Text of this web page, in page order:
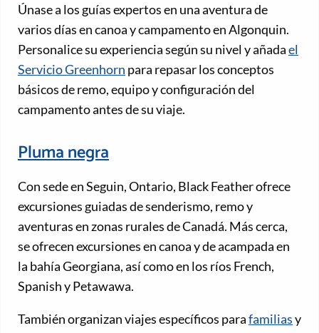
Únase a los guías expertos en una aventura de
varios días en canoa y campamento en Algonquin.
Personalice su experiencia según su nivel y añadael
Servicio Greenhorn para repasar los conceptos
básicos de remo, equipo y configuración del
campamento antes de su viaje.
Pluma negra
Con sede en Seguin, Ontario, Black Feather ofrece
excursiones guiadas de senderismo, remo y
aventuras en zonas rurales de Canadá. Más cerca,
se ofrecen excursiones en canoa y de acampada en
la bahía Georgiana, así como en los ríos French,
Spanish y Petawawa.
También organizan viajes específicos parafamiliasy